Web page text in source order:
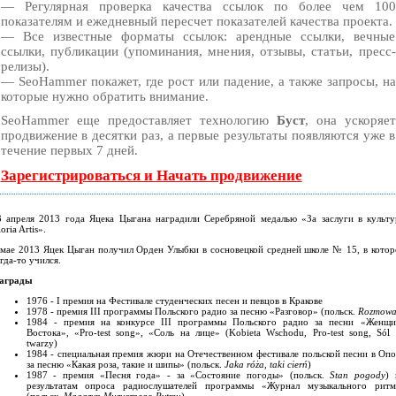
— Регулярная проверка качества ссылок по более чем 100
показателям и ежедневный пересчет показателей качества проекта.
— Все известные форматы ссылок: арендные ссылки, вечные
ссылки, публикации (упоминания, мнения, отзывы, статьи, пресс-
релизы).
— SeoHammer покажет, где рост или падение, а также запросы, на
которые нужно обратить внимание.
SeoHammer еще предоставляет технологию Буст, она ускоряет
продвижение в десятки раз, а первые результаты появляются уже в
течение первых 7 дней.
Зарегистрироваться и Начать продвижение
апреля 2013 года Яцека Цыгана наградили Серебряной медалью «За заслуги в
Artis».
2013 Яцек Цыган получил Орден Улыбки в сосновецкой средней школе № 15, в
то учился.
1976 - I премия на Фестивале студенческих песен и певцов в Кракове
1978 - премия III программы Польского радио за песню «Разговор» (польск. Rozmowa
1984 - премия на конкурсе III программы Польского радио за песни
Востока», «Pro-test song», «Соль на лице» (Kobieta Wschodu, Pro-test song, Sól
twarzy)
1984 - специальная премия жюри на Отечественном фестивале польской песни в
за песню «Какая роза, такие и шипы» (польск. Jaka róża, taki cierń)
1987 - премия «Песня года» - за «Состояние погоды» (польск.Stan pogody)
результатам опроса радиослушателей программы «Журнал музыкального